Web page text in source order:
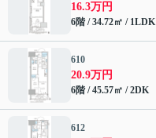
16.3万円
6階 / 34.72㎡ / 1LDK
610
20.9万円
6階 / 45.57㎡ / 2DK
612